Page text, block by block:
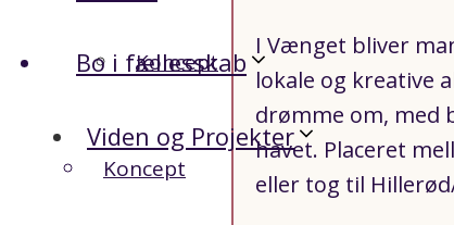
Koncept
Viden og Projekter
Bo i fællesskab
Koncept
I Vænget bliver
lokale og kreative
drømme om, med
havet. Placeret
eller tog til